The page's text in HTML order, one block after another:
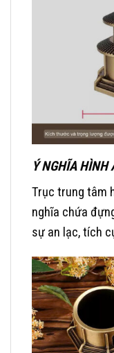
Ý NGHĨA
Trục trung tâm
nghĩa chứa
sự an lạc, tích